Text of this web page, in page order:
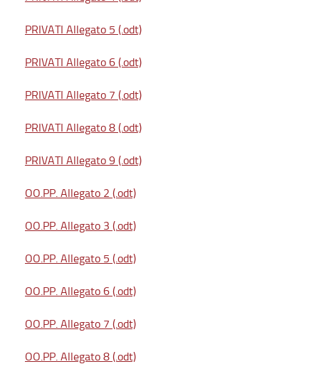
PRIVATI Allegato 5 (.odt)
PRIVATI Allegato 6 (.odt)
PRIVATI Allegato 7 (.odt)
PRIVATI Allegato 8 (.odt)
PRIVATI Allegato 9 (.odt)
OO.PP. Allegato 2 (.odt)
OO.PP. Allegato 3 (.odt)
OO.PP. Allegato 5 (.odt)
OO.PP. Allegato 6 (.odt)
OO.PP. Allegato 7 (.odt)
OO.PP. Allegato 8 (.odt)